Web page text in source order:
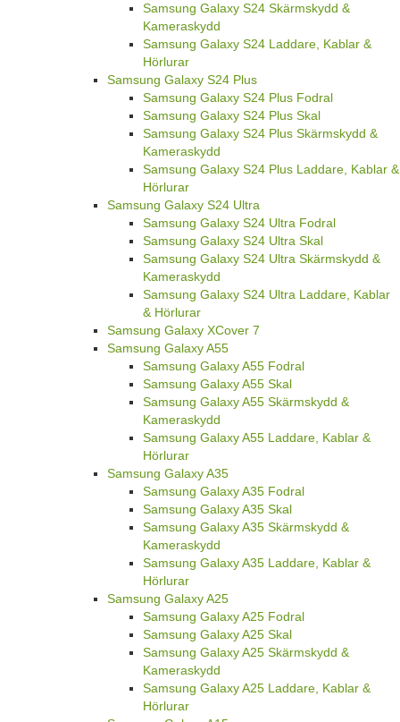
Samsung Galaxy S24 Skärmskydd &
Kameraskydd
Samsung Galaxy S24 Laddare, Kablar &
Hörlurar
Samsung Galaxy S24 Plus
Samsung Galaxy S24 Plus Fodral
Samsung Galaxy S24 Plus Skal
Samsung Galaxy S24 Plus Skärmskydd &
Kameraskydd
Samsung Galaxy S24 Plus Laddare, Kablar &
Hörlurar
Samsung Galaxy S24 Ultra
Samsung Galaxy S24 Ultra Fodral
Samsung Galaxy S24 Ultra Skal
Samsung Galaxy S24 Ultra Skärmskydd &
Kameraskydd
Samsung Galaxy S24 Ultra Laddare, Kablar
& Hörlurar
Samsung Galaxy XCover 7
Samsung Galaxy A55
Samsung Galaxy A55 Fodral
Samsung Galaxy A55 Skal
Samsung Galaxy A55 Skärmskydd &
Kameraskydd
Samsung Galaxy A55 Laddare, Kablar &
Hörlurar
Samsung Galaxy A35
Samsung Galaxy A35 Fodral
Samsung Galaxy A35 Skal
Samsung Galaxy A35 Skärmskydd &
Kameraskydd
Samsung Galaxy A35 Laddare, Kablar &
Hörlurar
Samsung Galaxy A25
Samsung Galaxy A25 Fodral
Samsung Galaxy A25 Skal
Samsung Galaxy A25 Skärmskydd &
Kameraskydd
Samsung Galaxy A25 Laddare, Kablar &
Hörlurar